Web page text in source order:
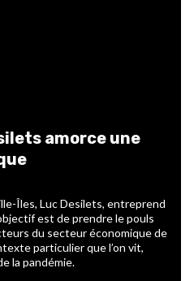
amorce une
Îles, Luc Desilets, entreprend
est de prendre le pouls
du secteur économique de
particulier que l’on vit,
la pandémie.